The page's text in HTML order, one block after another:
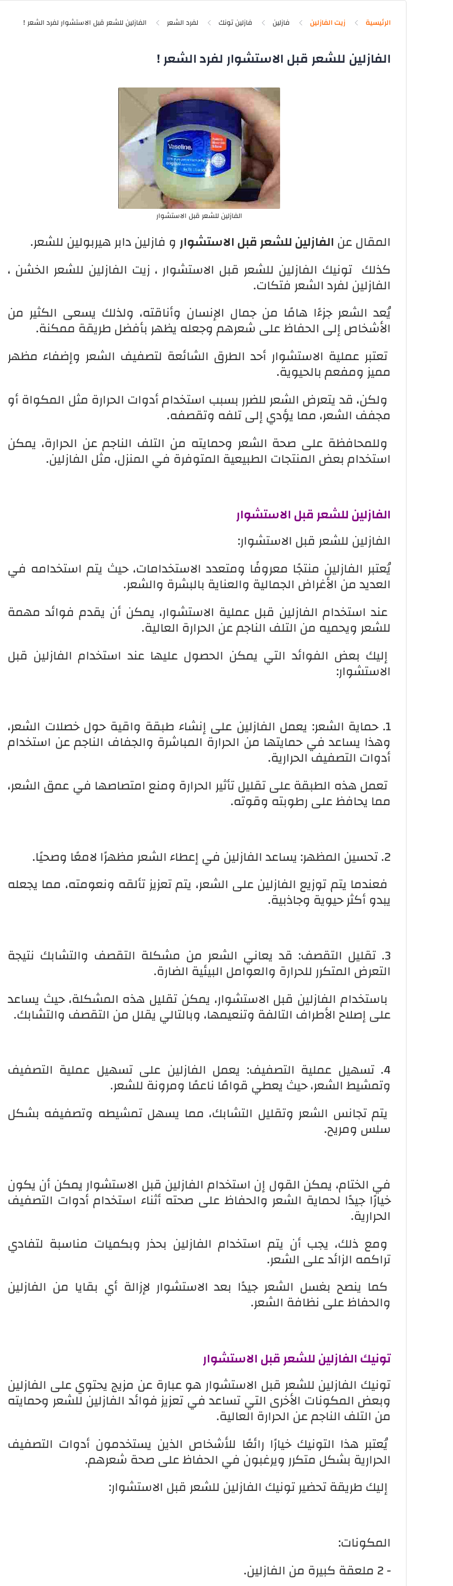
الرئيسية زيت الفازلين فازلين فازلين تونك لفرد الشعر
الفازلين للشعر قبل الاستشوار لفرد الشعر !
الفازلين للشعر قبل الاستشوار
المقال عن الفازلين للشعر قبل الاستشوار و فازلين دابر هيربولين للشعر.
كذلك تونيك الفازلين للشعر قبل الاستشوار ، زيت الفازلين للشعر الخشن ،
الفازلين لفرد الشعر فتكات.
يُعد الشعر جزءًا هامًا من جمال الإنسان وأناقته، ولذلك يسعى الكثير من
الأشخاص إلى الحفاظ على شعرهم وجعله يظهر بأفضل طريقة ممكنة.
تعتبر عملية الاستشوار أحد الطرق الشائعة لتصفيف الشعر وإضفاء مظهر
مميز ومفعم بالحيوية.
ولكن، قد يتعرض الشعر للضرر بسبب استخدام أدوات الحرارة مثل المكواة أو
مجفف الشعر، مما يؤدي إلى تلفه وتقصفه.
وللمحافظة على صحة الشعر وحمايته من التلف الناجم عن الحرارة، يمكن
استخدام بعض المنتجات الطبيعية المتوفرة في المنزل، مثل الفازلين.
الفازلين للشعر قبل الاستشوار
الفازلين للشعر قبل الاستشوار:
يُعتبر الفازلين منتجًا معروفًا ومتعدد الاستخدامات، حيث يتم استخدامه في
العديد من الأغراض الجمالية والعناية بالبشرة والشعر.
عند استخدام الفازلين قبل عملية الاستشوار، يمكن أن يقدم فوائد مهمة
للشعر ويحميه من التلف الناجم عن الحرارة العالية.
إليك بعض الفوائد التي يمكن الحصول عليها عند استخدام الفازلين قبل
الاستشوار:
1. حماية الشعر: يعمل الفازلين على إنشاء طبقة واقية حول خصلات الشعر،
وهذا يساعد في حمايتها من الحرارة المباشرة والجفاف الناجم عن استخدام
أدوات التصفيف الحرارية.
تعمل هذه الطبقة على تقليل تأثير الحرارة ومنع امتصاصها في عمق الشعر،
مما يحافظ على رطوبته وقوته.
2. تحسين المظهر: يساعد الفازلين في إعطاء الشعر مظهرًا لامعًا وصحيًا.
فعندما يتم توزيع الفازلين على الشعر، يتم تعزيز تألقه ونعومته، مما يجعله
يبدو أكثر حيوية وجاذبية.
3. تقليل التقصف: قد يعاني الشعر من مشكلة التقصف والتشابك نتيجة
التعرض المتكرر للحرارة والعوامل البيئية الضارة.
باستخدام الفازلين قبل الاستشوار، يمكن تقليل هذه المشكلة، حيث يساعد
على إصلاح الأطراف التالفة وتنعيمها، وبالتالي يقلل من التقصف والتشابك.
4. تسهيل عملية التصفيف: يعمل الفازلين على تسهيل عملية التصفيف
وتمشيط الشعر، حيث يعطي قوامًا ناعمًا ومرونة للشعر.
يتم تجانس الشعر وتقليل التشابك، مما يسهل تمشيطه وتصفيفه بشكل
سلس ومريح.
في الختام، يمكن القول إن استخدام الفازلين قبل الاستشوار يمكن أن يكون
خيارًا جيدًا لحماية الشعر والحفاظ على صحته أثناء استخدام أدوات التصفيف
الحرارية.
ومع ذلك، يجب أن يتم استخدام الفازلين بحذر وبكميات مناسبة لتفادي
تراكمه الزائد على الشعر.
كما ينصح بغسل الشعر جيدًا بعد الاستشوار لإزالة أي بقايا من الفازلين
والحفاظ على نظافة الشعر.
تونيك الفازلين للشعر قبل الاستشوار
تونيك الفازلين للشعر قبل الاستشوار هو عبارة عن مزيج يحتوي على الفازلين
وبعض المكونات الأخرى التي تساعد في تعزيز فوائد الفازلين للشعر وحمايته
من التلف الناجم عن الحرارة العالية.
يُعتبر هذا التونيك خيارًا رائعًا للأشخاص الذين يستخدمون أدوات التصفيف
الحرارية بشكل متكرر ويرغبون في الحفاظ على صحة شعرهم.
إليك طريقة تحضير تونيك الفازلين للشعر قبل الاستشوار:
المكونات:
- 2 ملعقة كبيرة من الفازلين.